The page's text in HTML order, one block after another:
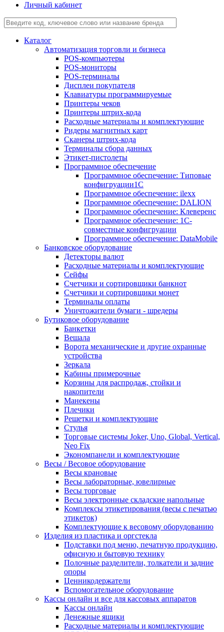
Личный кабинет
Каталог
Автоматизация торговли и бизнеса
POS-компьютеры
POS-мониторы
POS-терминалы
Дисплеи покупателя
Клавиатуры программируемые
Принтеры чеков
Принтеры штрих-кода
Расходные материалы и комплектующие
Ридеры магнитных карт
Сканеры штрих-кода
Терминалы сбора данных
Этикет-пистолеты
Программное обеспечение
Программное обеспечение: Типовые
конфигруации1С
Программное обеспечение: ilexx
Программное обеспечение: DALION
Программное обеспечение: Клеверенс
Программное обеспечение: 1С-
совместные конфигруации
Программное обеспечение: DataMobile
Банковское оборудование
Детекторы валют
Расходные материалы и комплектующие
Сейфы
Счетчики и сортировщики банкнот
Счетчики и сортировщики монет
Терминалы оплаты
Уничтожители бумаги - шредеры
Бутиковое оборудование
Банкетки
Вешала
Ворота механические и другие охранные
устройства
Зеркала
Кабины примерочные
Корзины для распродаж, стойки и
накопители
Манекены
Плечики
Решетки и комплектующие
Стулья
Торговые системы Joker, Uno, Global, Vertical,
Neo Fix
Экономпанели и комплектующие
Весы / Весовое оборудование
Весы крановые
Весы лабораторные, ювелирные
Весы торговые
Весы электронные складские напольные
Комплексы этикетирования (весы с печатью
этикеток)
Комплектующие к весовому оборудованию
Изделия из пластика и оргстекла
Подставки под меню, печатную продукцию,
офисную и бытовую технику
Полочные разделители, толкатели и задние
опоры
Ценникодержатели
Вспомогательное оборудование
Кассы онлайн и все для кассовых аппаратов
Кассы онлайн
Денежные ящики
Расходные материалы и комплектующие